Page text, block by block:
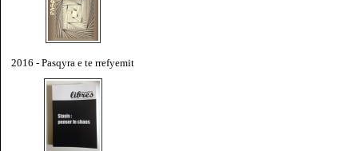
2016 - Pasqyra e te rrefyemit